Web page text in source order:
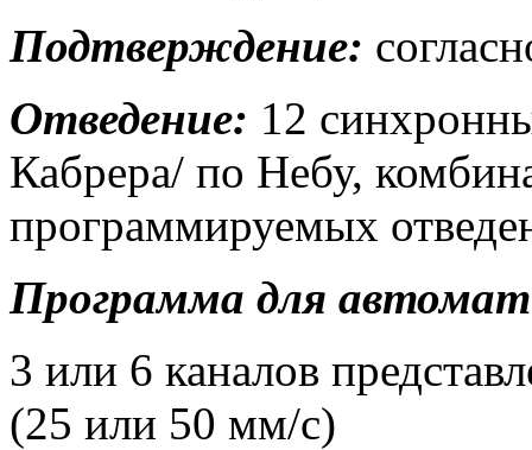
Подтверждение:
Отведение: 12
Кабрера/ по Небу,
программируемых
Программа для
3 или 6 каналов
(25 или 50 мм/с)